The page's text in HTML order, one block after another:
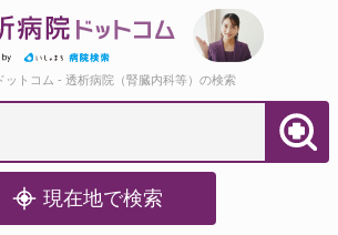
ットコム - 透析病院（腎臓内科等）の検索
現在地で検索